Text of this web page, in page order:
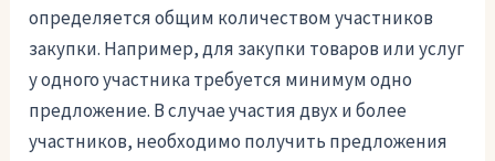
определяется общим количеством участников
закупки. Например, для закупки товаров или услуг
у одного участника требуется минимум одно
предложение. В случае участия двух и более
участников, необходимо получить предложения